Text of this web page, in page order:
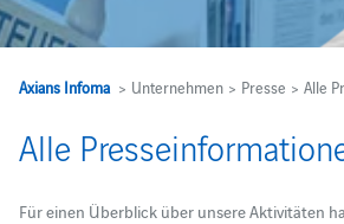
Axians Infoma> Unternehmen > Presse > Alle
Alle
Für einen Überblick über unsere Aktivitäten